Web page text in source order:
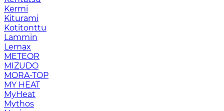
Kermi
Kiturami
Kotitonttu
Lammin
Lemax
METEOR
MIZUDO
MORA-TOP
MY HEAT
MyHeat
Mythos